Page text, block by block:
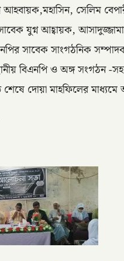
আহবায়ক,মহাসিন, সেলিম
যুগ্ন আহ্বায়ক,
সাবেক সাংগঠনিক
বিএনপি ও অঙ্গ সংগঠন -
দোয়া মাহফিলের মাধ্যমে